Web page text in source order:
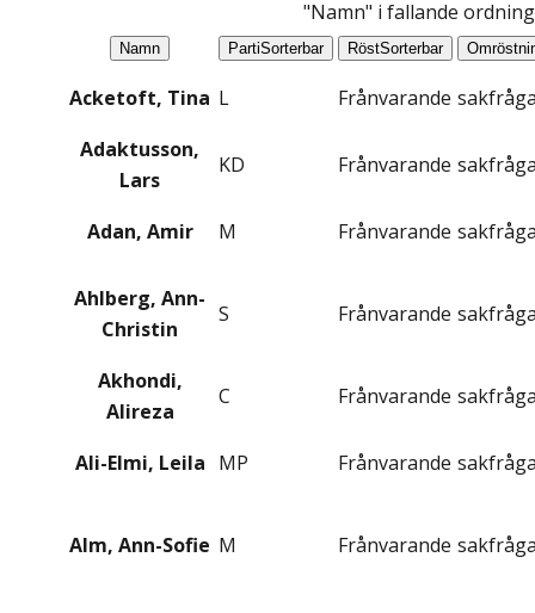
"Namn" i fallande ordning
Namn PartiSorterbar RöstSorterbar
Acketoft, Tina L Frånvarande
Adaktusson,
Lars
KD Frånvarande
Adan, Amir M Frånvarande
Ahlberg, Ann-
Christin
S Frånvarande
Akhondi,
Alireza
C Frånvarande
Ali-Elmi, Leila MP Frånvarande
Alm, Ann-Sofie M Frånvarande